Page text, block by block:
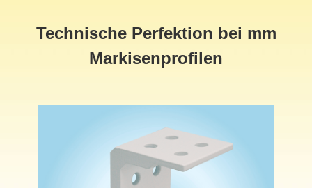
Technische Perfektion bei mm
Markisenprofilen